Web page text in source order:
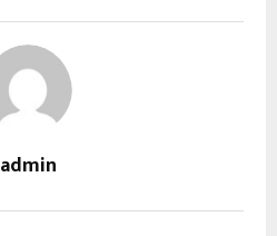
admin